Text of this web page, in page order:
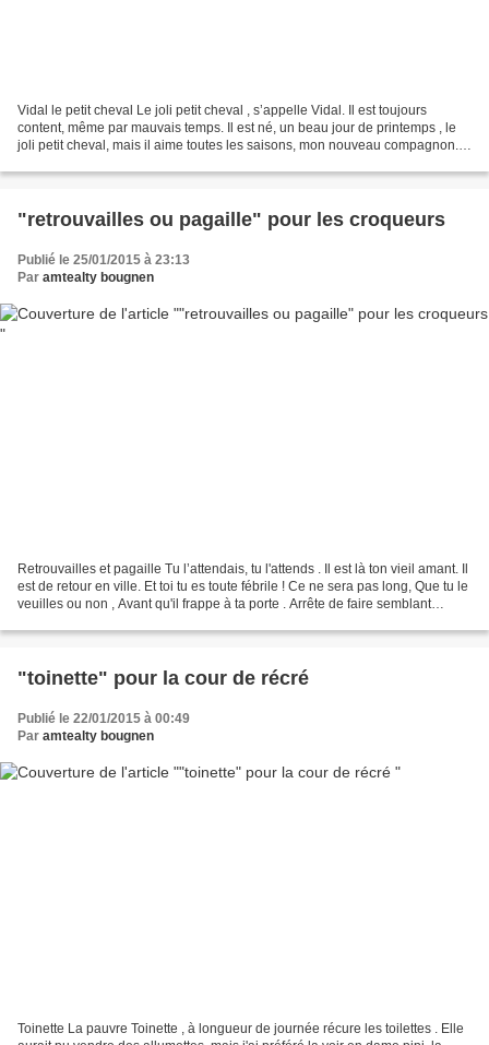
Vidal le petit cheval Le joli petit cheval , s’appelle Vidal. Il est toujours
content, même par mauvais temps. Il est né, un beau jour de printemps , le
joli petit cheval, mais il aime toutes les saisons, mon nouveau compagnon.
"retrouvailles ou pagaille" pour les croqueurs
Publié le 25/01/2015 à 23:13
Par amtealty bougnen
Retrouvailles et pagaille Tu l’attendais, tu l'attends . Il est là ton vieil amant. Il
est de retour en ville. Et toi tu es toute fébrile ! Ce ne sera pas long, Que tu le
veuilles ou non , Avant qu'il frappe à ta porte . Arrête de faire semblant
"toinette" pour la cour de récré
Publié le 22/01/2015 à 00:49
Par amtealty bougnen
Toinette La pauvre Toinette , à longueur de journée récure les toilettes . Elle